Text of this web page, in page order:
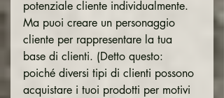
potenziale cliente individualmente.
Ma puoi creare un personaggio
cliente per rappresentare la tua
base di clienti. (Detto questo:
poiché diversi tipi di clienti possono
acquistare i tuoi prodotti per motivi